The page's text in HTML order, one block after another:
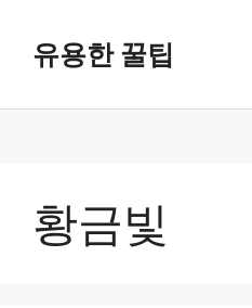
유용한 꿀팁
황금빛